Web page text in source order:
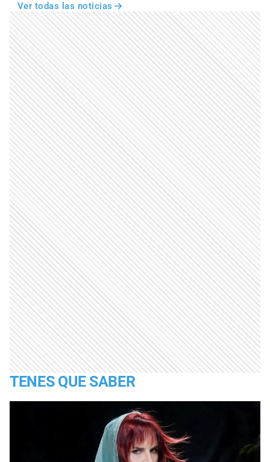
Ver todas las noticias
TENES QUE SABER